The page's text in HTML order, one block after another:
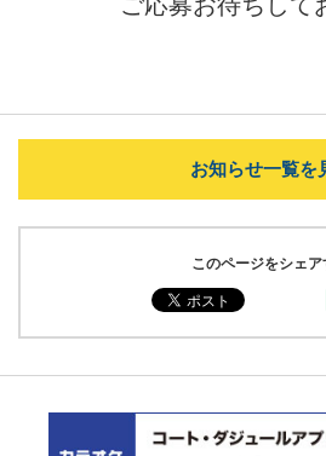
お知らせ一覧を
このページをシェア